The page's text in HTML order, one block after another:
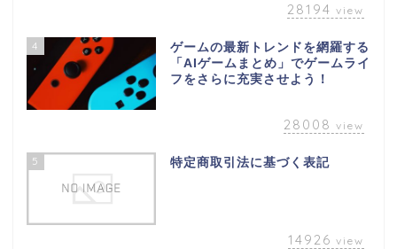
28194 view
4
ゲームの最新トレンドを網羅する
「AIゲームまとめ」でゲームライ
フをさらに充実させよう！
28008 view
5 特定商取引法に基づく表記
14926 view